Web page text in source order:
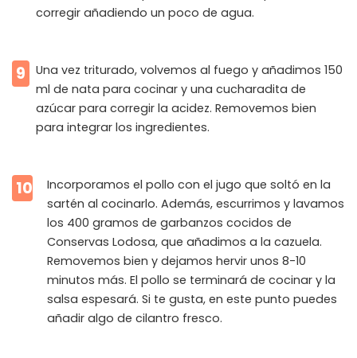
corregir añadiendo un poco de agua.
9
Una vez triturado, volvemos al fuego y añadimos 150
ml de nata para cocinar y una cucharadita de
azúcar para corregir la acidez. Removemos bien
para integrar los ingredientes.
10
Incorporamos el pollo con el jugo que soltó en la
sartén al cocinarlo. Además, escurrimos y lavamos
los 400 gramos de garbanzos cocidos de
Conservas Lodosa, que añadimos a la cazuela.
Removemos bien y dejamos hervir unos 8-10
minutos más. El pollo se terminará de cocinar y la
salsa espesará. Si te gusta, en este punto puedes
añadir algo de cilantro fresco.